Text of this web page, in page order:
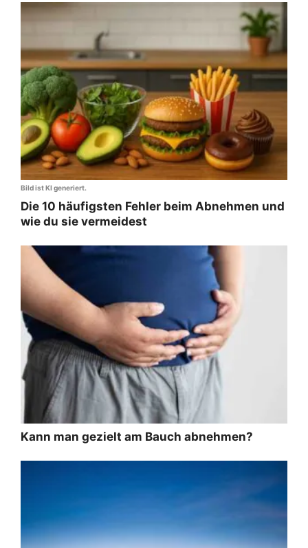
Bild ist KI generiert.
Die 10 häufigsten Fehler beim Abnehmen und
wie du sie vermeidest
Kann man gezielt am Bauch abnehmen?